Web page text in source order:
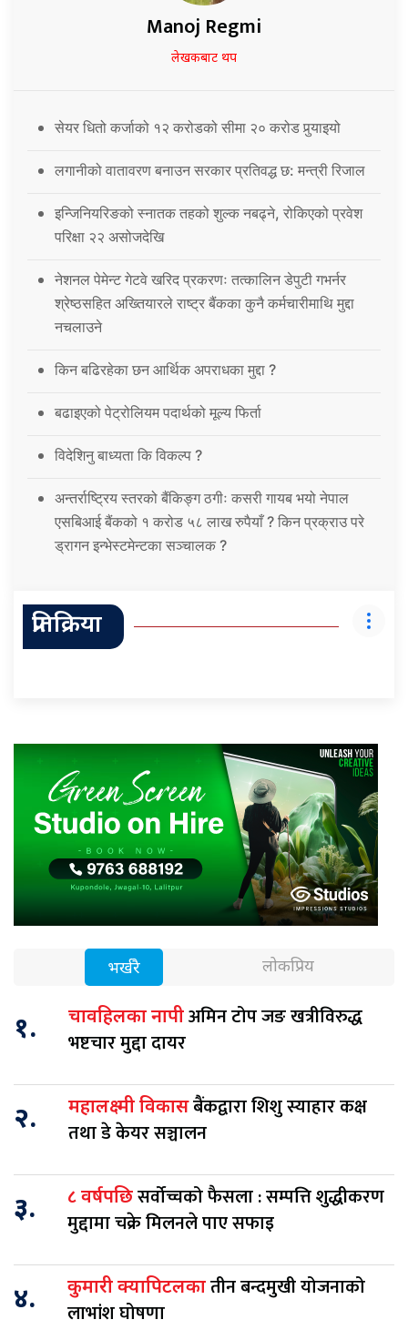
Manoj Regmi
लेखकबाट थप
सेयर धितो कर्जाको १२ करोडको सीमा २० करोड पुर्‍याइयो
लगानीको वातावरण बनाउन सरकार प्रतिवद्ध छ: मन्त्री रिजाल
इन्जिनियरिङको स्नातक तहको शुल्क नबढ्ने, रोकिएको प्रवेश
परिक्षा २२ असोजदेखि
नेशनल पेमेन्ट गेटवे खरिद प्रकरणः तत्कालिन डेपुटी गभर्नर
श्रेष्ठसहित अख्तियारले राष्ट्र बैंकका कुनै कर्मचारीमाथि मुद्दा
नचलाउने
किन बढिरहेका छन आर्थिक अपराधका मुद्दा ?
बढाइएको पेट्रोलियम पदार्थको मूल्य फिर्ता
विदेशिनु बाध्यता कि विकल्प ?
अन्तर्राष्ट्रिय स्तरको बैंकिङ्ग ठगीः कसरी गायब भयो नेपाल
एसबिआई बैंकको १ करोड ५८ लाख रुपैयाँ ? किन प्रक्राउ परे
ड्रागन इन्भेस्टमेन्टका सञ्चालक ?
प्रतिक्रिया
भर्खरै लोकप्रिय
१. चावहिलका नापीअमिन टोप जङ खत्रीविरुद्ध
भष्टचार मुद्दा दायर
२. महालक्ष्मी विकासबैंकद्वारा शिशु स्याहार कक्ष
तथा डे केयर सञ्चालन
३. ८ वर्षपछिसर्वोच्चको फैसला : सम्पत्ति शुद्धीकरण
मुद्दामा चक्रे मिलनले पाए सफाइ
४. कुमारी क्यापिटलकातीन बन्दमुखी योजनाको
लाभांश घोषणा